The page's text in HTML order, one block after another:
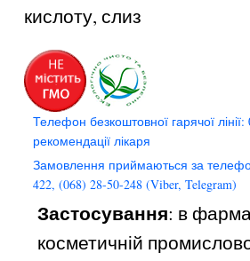
кислоту, слиз
Телефон безкоштовної гарячої лінії:
рекомендації лікаря
Замовлення приймаються за
422, (068) 28-50-248 (Viber, Telegram)
Застосування: в
косметичній